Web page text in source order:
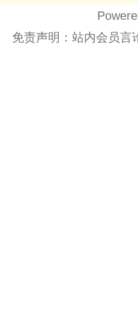
免责声明：站内会员言